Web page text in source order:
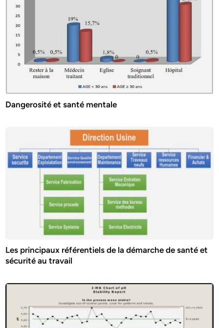
Dangerosité et santé mentale
Les principaux référentiels de la démarche de santé et
sécurité au travail